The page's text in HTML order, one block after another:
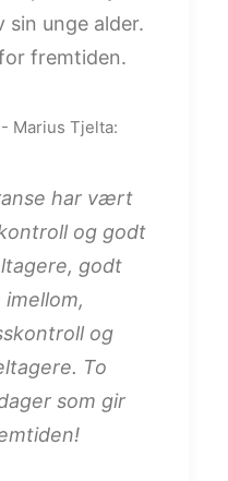
sin unge alder.
fremtiden.
Marius Tjelta:
har vært
og godt
godt
imellom,
og
To
som gir